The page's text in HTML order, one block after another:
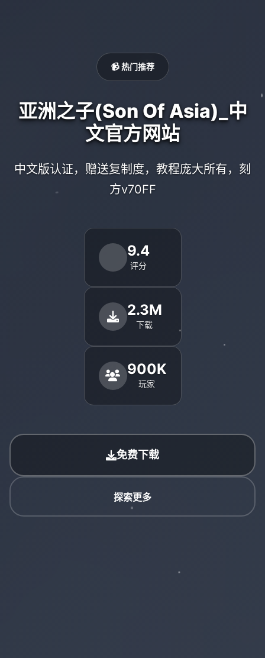
📹 热门推荐
亚洲之子(Son Of Asia)_中
文官方网站
中文版认证，赠送复制度，教程庞大所有，刻
方v70FF
9.4
评分
2.3M
下载
900K
玩家
免费下载
探索更多